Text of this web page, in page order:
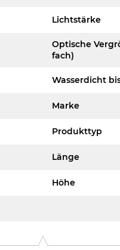
Lichtstärke
Optische
fach)
Wasserdicht
Marke
Produkttyp
Länge
Höhe